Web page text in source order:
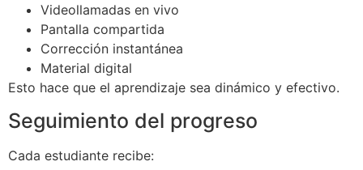
Videollamadas en vivo
Pantalla compartida
Corrección instantánea
Material digital
Esto hace que el aprendizaje sea dinámico y efectivo.
Seguimiento del progreso
Cada estudiante recibe: